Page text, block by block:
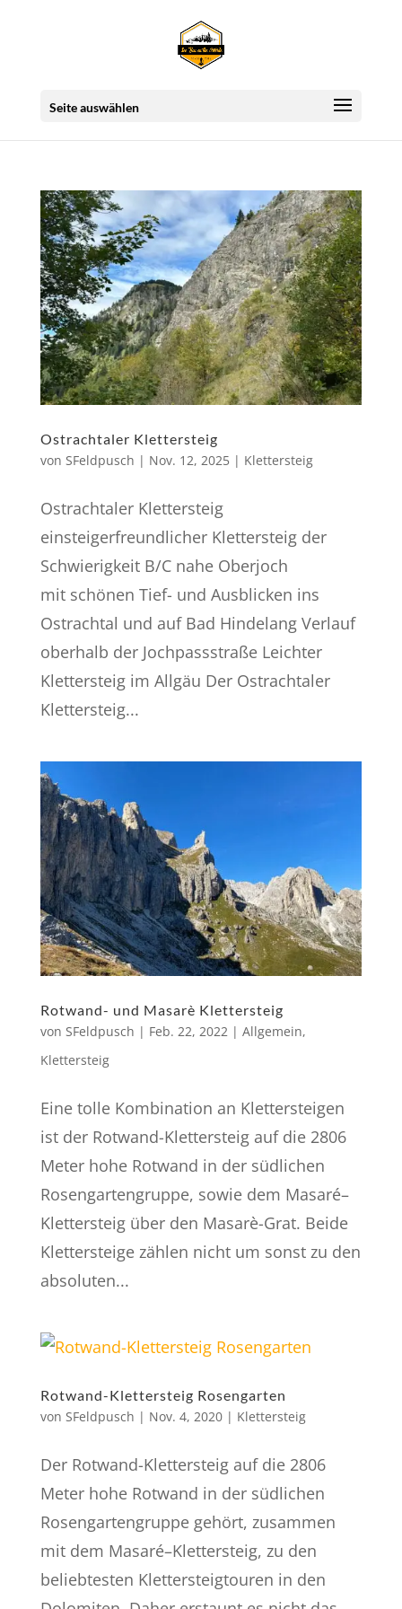
Seite auswählen
Ostrachtaler Klettersteig
von SFeldpusch | Nov. 12, 2025| Klettersteig
Ostrachtaler Klettersteig
einsteigerfreundlicher Klettersteig der
Schwierigkeit B/C nahe Oberjoch
mit schönen Tief- und Ausblicken ins
Ostrachtal und auf Bad Hindelang Verlauf
oberhalb der Joch­pass­straße Leichter
Klettersteig im Allgäu Der Ostrachtaler
Klettersteig...
Rotwand- und Masarè Klettersteig
von SFeldpusch | Feb. 22, 2022| Allgemein,
Klettersteig
Eine tolle Kombination an Klettersteigen
ist der Rotwand-Klettersteig auf die 2806
Meter hohe Rotwand in der südlichen
Rosengartengruppe, sowie dem Masaré–
Klettersteig über den Masarè-Grat. Beide
Klettersteige zählen nicht um sonst zu den
absoluten...
Rotwand-Klettersteig Rosengarten
von SFeldpusch | Nov. 4, 2020| Klettersteig
Der Rotwand-Klettersteig auf die 2806
Meter hohe Rotwand in der südlichen
Rosengartengruppe gehört, zusammen
mit dem Masaré–Klettersteig, zu den
beliebtesten Klettersteigtouren in den